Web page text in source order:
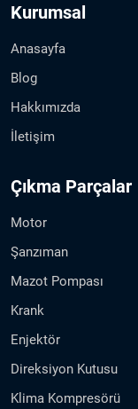
Kurumsal
Anasayfa
Blog
Hakkımızda
İletişim
Çıkma Parçalar
Motor
Şanzıman
Mazot Pompası
Krank
Enjektör
Direksiyon Kutusu
Klima Kompresörü